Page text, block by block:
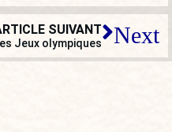
SUIVANT
Jeux olympiques Next